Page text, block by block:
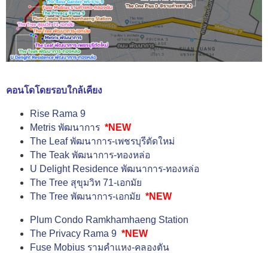
คอนโดโดยรอบใกล้เคียง
Rise Rama 9
Metris พัฒนาการ *NEW
The Leaf พัฒนาการ-เพชรบุรีตัดใหม่
The Teak พัฒนาการ-ทองหล่อ
U Delight Residence พัฒนาการ-ทองหล่อ
The Tree สุขุมวิท 71-เอกมัย
The Tree พัฒนาการ-เอกมัย *NEW
Plum Condo Ramkhamhaeng Station
The Privacy Rama 9 *NEW
Fuse Mobius รามคำแหง-คลองตัน